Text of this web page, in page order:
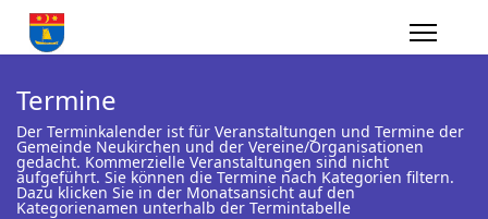
Termine
Der Terminkalender ist für Veranstaltungen und Termine der
Gemeinde Neukirchen und der Vereine/Organisationen
gedacht. Kommerzielle Veranstaltungen sind nicht
aufgeführt. Sie können die Termine nach Kategorien filtern.
Dazu klicken Sie in der Monatsansicht auf den
Kategorienamen unterhalb der Termintabelle